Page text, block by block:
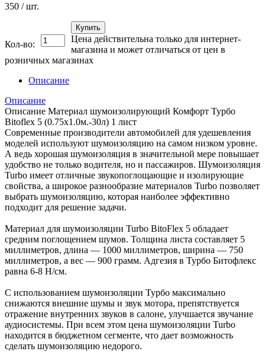
350 / шт.
Кол-во:
Купить
Цена действительна только для интернет-
магазина и может отличаться от цен в
розничных магазинах
Описание
Описание
Описание Материал шумоизолирующий Комфорт Турбо
Bitoflex 5 (0.75x1.0м.-30л) 1 лист
Современные производители автомобилей для удешевления
моделей используют шумоизоляцию на самом низком уровне.
А ведь хорошая шумоизоляция в значительной мере повышает
удобство не только водителя, но и пассажиров. Шумоизоляция
Turbo имеет отличные звукопоглощающие и изолирующие
свойства, а широкое разнообразие материалов Turbo позволяет
выбрать шумоизоляцию, которая наиболее эффективно
подходит для решение задачи.
Материал для шумоизоляции Turbo BitoFlex 5 обладает
средним поглощением шумов. Толщина листа составляет 5
миллиметров, длина — 1000 миллиметров, ширина — 750
миллиметров, а вес — 900 грамм. Адгезия в Турбо Битофлекс
равна 6-8 Н/см.
С использованием шумоизоляции Турбо максимально
снижаются внешние шумы и звук мотора, препятствуется
отражение внутренних звуков в салоне, улучшается звучание
аудиосистемы. При всем этом цена шумоизоляции Turbo
находится в бюджетном сегменте, что дает возможность
сделать шумоизоляцию недорого.